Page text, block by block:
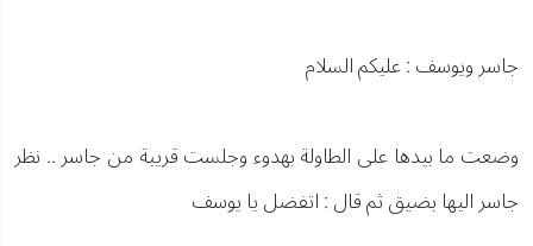
جاسر ويوسف : عليكم السلام
وضعت ما بيدها على الطاولة بهدوء وجلست قريبة من جاسر .. نظر
جاسر اليها بضيق ثم قال : اتفضل يا يوسف